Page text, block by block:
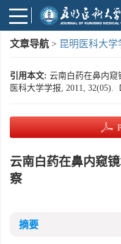
文章导航 > 昆明医科大学
引用本文: 云南白药在鼻内窥
医科大学学报, 2011, 32(05).
云南白药在鼻内窥
察
摘要